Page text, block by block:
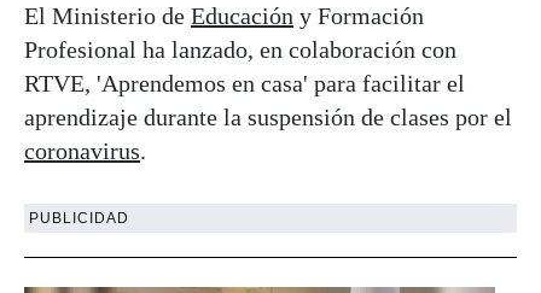
El Ministerio de Educación y Formación
Profesional ha lanzado, en colaboración con
RTVE, 'Aprendemos en casa' para facilitar el
aprendizaje durante la suspensión de clases por el
coronavirus.
PUBLICIDAD